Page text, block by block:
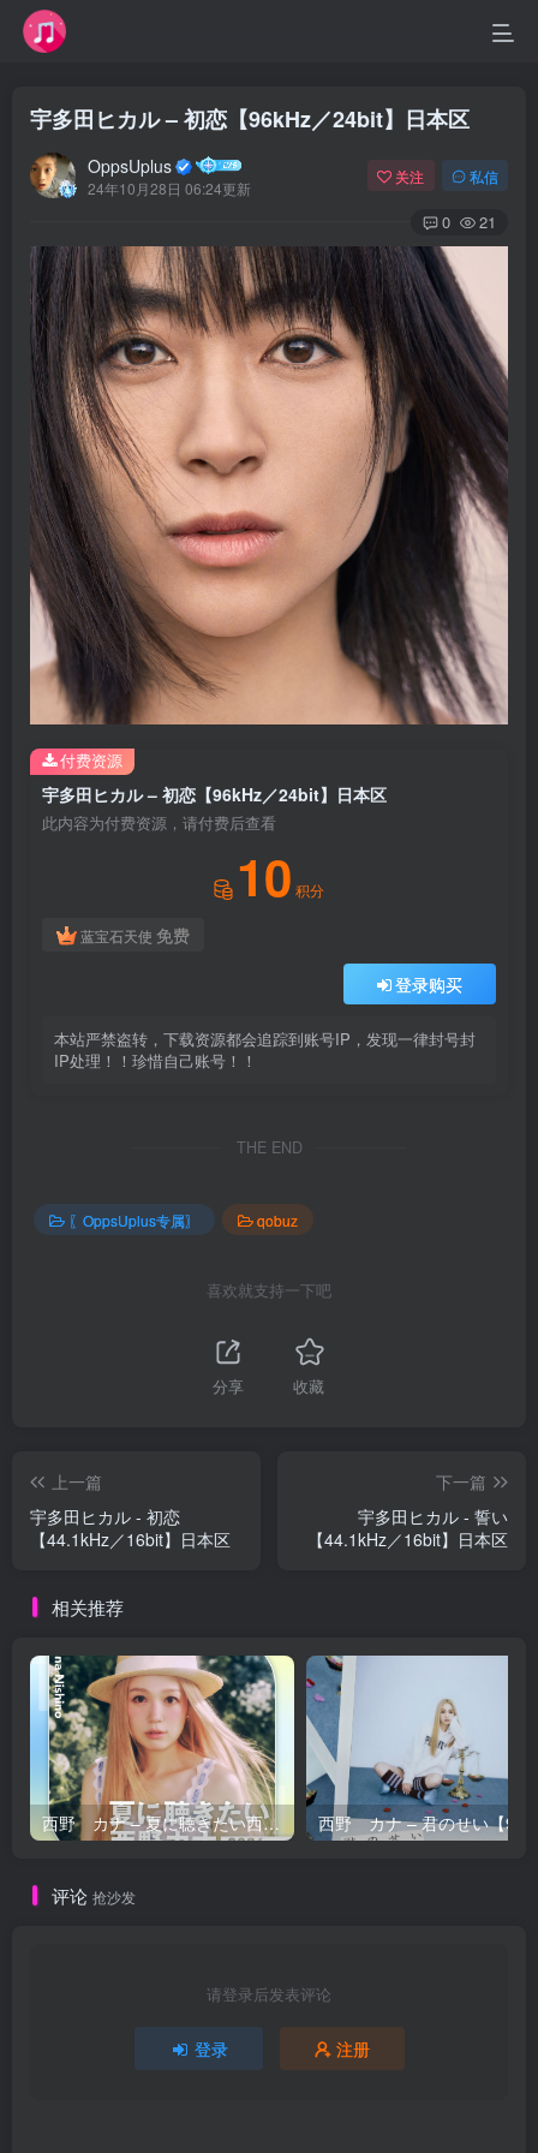
宇多田ヒカル – 初恋【96kHz／24bit】日本区
OppsUplus
24年10月28日 06:24更新
关注 私信
0 21
宇多田ヒカル – 初恋【96kHz／24bit】日本区
此内容为付费资源，请付费后查看
10 积分
蓝宝石天使 免费
登录购买
本站严禁盗转，下载资源都会追踪到账号IP，发现一律封号封
IP处理！！珍惜自己账号！！
付费资源
THE END
〖OppsUplus专属〗 qobuz
喜欢就支持一下吧
分享 收藏
上一篇
宇多田ヒカル - 初恋
【44.1kHz／16bit】日本区
下一篇
宇多田ヒカル - 誓い
【44.1kHz／16bit】日本区
相关推荐
西野 カナ – 夏に聴きたい西野カナ2026【44.1kHz／16bit】日本区
评论 抢沙发
请登录后发表评论
登录 注册